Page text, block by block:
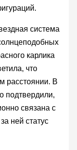
система
карлика
что
расстоянии. В
подтвердили,
связана с
ней статус